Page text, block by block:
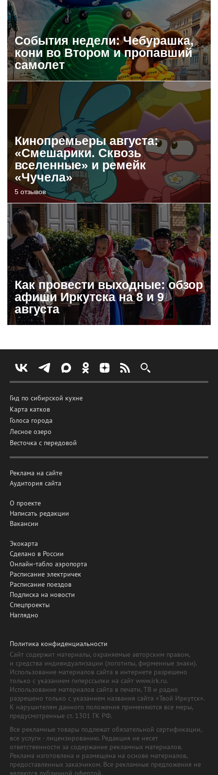
События недели: Чебурашка,
кони во Втором и пропавший
самолет
Кинопремьеры августа:
«Смешарики. Сквозь
вселенные» и ремейк
«Чучела»
5 отзывов
Как провести выходные: обзор
афиши Иркутска на 8 и 9
августа
Гид по сибирской кухне
Карта катков
Голоса города
Лесное озеро
Весточка с передовой
Реклама на сайте
Аудитория сайта
О проекте
Написать редакции
Вакансии
Экокарта
Сделано в России
Онлайн-табло аэропорта
Расписание электричек
Расписание поездов
Подписка на новости
Спецпроекты
Наглядно
Политика конфиденциальности
Сайт содержит материалы, охраняемые авторским правом,
и средства индивидуализации (логотипы, фирменные знаки).
Использование материалов сайта в интернете разрешено
только с указанием гиперссылки на сайт www.irk.ru.
Использование материалов сайта в печати, ТВ и радио
разрешено только с указанием названия сайта «Твой Иркутск».
К нарушителям данного положения применяются все меры,
предусмотренные ст. 1301 ГК РФ.
Все рекламные товары подлежат обязательной сертификации,
все услуги - лицензированию. Редакция не несет
ответственности за содержание рекламных материалов.
Реклама изготовлена и размещена на основе материалов,
предоставленных заказчиком. Все рекламные предложения не
являются публичной офертой.